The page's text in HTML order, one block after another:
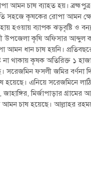
আমন চাষ ব্যাহত হয়।
সহজে কৃষকের রোপা আমন
হওয়ায় ব্যাপক ঝড়বৃষ্টি ও
উপজেলা কৃষি অফিসার
ধান চাষ হয়নি।
না থাকায় কৃষক অতিরিক্ত ১
ফসলী জমির বর্ণনা
এনিয়ে সরেজমিনে
জাহাঙ্গির, মির্জাপাড়ার
চাষ হয়েছে। আল্লাহর